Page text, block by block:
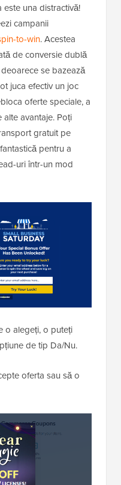
este una distractivă!
campanii
to-win. Acestea
de conversie dublă
se bazează
juca efectiv un joc
oferte speciale, a
avantaje. Poți
gratuit pe
pentru a
uri într-un mod
o alegeți, o puteți
de tip Da/Nu.
oferta sau să o